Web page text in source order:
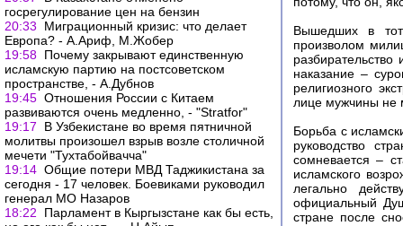
госрегулирование цен на бензин
20:33
Миграционный кризис: что делает
Европа? - А.Ариф, М.Жобер
19:58 Почему закрывают единственную
исламскую партию на постсоветском
пространстве, - А.Дубнов
19:45 Отношения России с Китаем
развиваются очень медленно, - "Stratfor"
19:17
В Узбекистане во время пятничной
молитвы произошел взрыв возле столичной
мечети "Тухтабойвачча"
19:14 Общие потери МВД Таджикистана за
сегодня - 17 человек. Боевиками руководил
генерал МО Назаров
18:22
Парламент в Кыргызстане как бы есть,
Вышедших в
произволом
наказание –
религиозного
лице мужчины не
Борьба с
руководство
сомневается –
исламского
легально
официальный
стране после